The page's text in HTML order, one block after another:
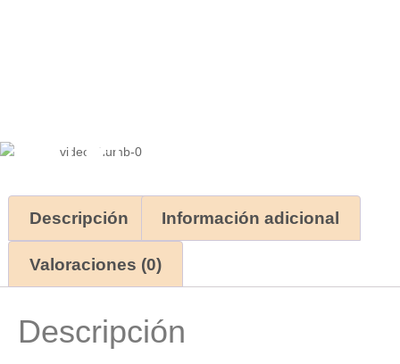
Descripción Información adicional
Valoraciones (0)
Descripción